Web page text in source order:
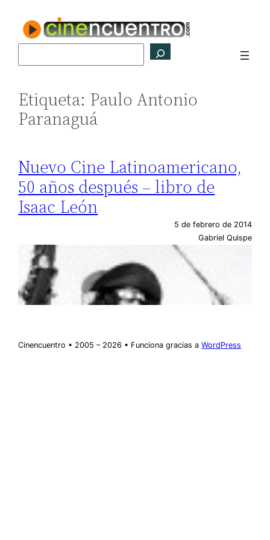
contenido
Etiqueta: Paulo Antonio
Paranaguá
Nuevo Cine Latinoamericano,
50 años después – libro de
Isaac León
5 de febrero de 2014
Gabriel Quispe
Cinencuentro • 2005 – 2026 • Funciona gracias aWordPress